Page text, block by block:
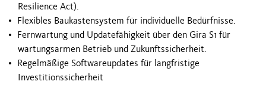
Resilience Act).
Flexibles Baukastensystem für individuelle Bedürfnisse.
Fernwartung und Updatefähigkeit über den Gira S1 für
wartungsarmen Betrieb und Zukunftssicherheit.
Regelmäßige Softwareupdates für langfristige
Investitionssicherheit